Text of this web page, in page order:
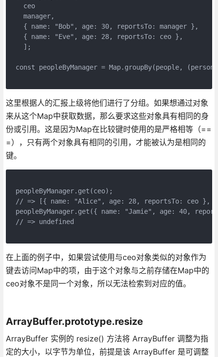
  ceo
  manager,
  { name: "Bob", age: 30, reportsTo: manager },
  { name: "Eve", age: 28, reportsTo: ceo },
  ];
const peopleByManager = Map.groupBy(people,
这里根据人的汇报上级将他们进行了分组。如果想通过对象
来从这个Map中获取数据，那么要求这些对象具有相同的身
份或引用。这是因为Map在比较键时使用的是严格相等（==
=），只有两个对象具有相同的引用，才能被认为是相同的
键。
peopleByManager.get(ceo);
// => [{ name: "Alice", age: 28, reportsTo: ceo },
peopleByManager.get({ name: "Jamie", age: 40,
// => undefined
在上面的例子中，如果尝试使用与ceo对象类似的对象作为
键去访问Map中的项，由于这个对象与之前存储在Map中的
ceo对象不是同一个对象，所以无法检索到对应的值。
ArrayBuffer.prototype.resize
ArrayBuffer 实例的 resize() 方法将 ArrayBuffer 调整为指
定的大小，以字节为单位，前提是该 ArrayBuffer 是可调整